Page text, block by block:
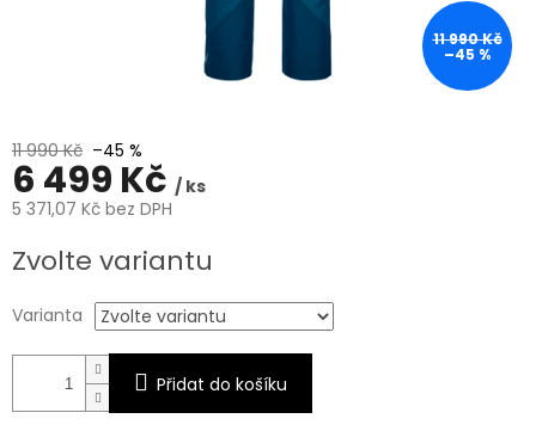
11 990 Kč
–45 %
11 990 Kč –45 %
6 499 Kč / ks
5 371,07 Kč bez DPH
cena:
Zvolte variantu
Varianta
Přidat do košíku